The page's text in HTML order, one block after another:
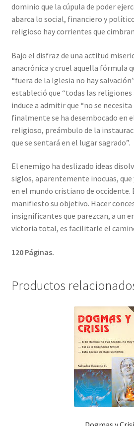
dominio que la cúpula de poder
abarca lo social, financiero y
religioso hay corrientes que
Bajo el disfraz de una actitud
anacrónica y cruel aquella fórmula
“fuera de la Iglesia no hay
estableció que “todas las religiones
induce a admitir que “no se
finalmente se ha desembocado en
religioso, preámbulo de la
que se sentará en el lugar sagrado”.
El enemigo ha deslizado ideas
siglos, aparentemente inocuas,
en el mundo cristiano de occidente.
manifiesto su objetivo. Hacer
insignificantes que parezcan, a un
victoria total, es facilitarle el
120 Páginas.
Productos